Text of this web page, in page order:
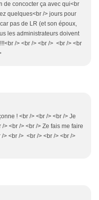
de concocter ça avec qui<br
quelques<br /> jours pour
pas de LR (et son époux,
les administrateurs doivent
/> <br /> <br /> <br /> <br
! <br /> <br /> <br /> Je
> <br /> <br /> Ze fais me faire
> <br /> <br /> <br /> <br />